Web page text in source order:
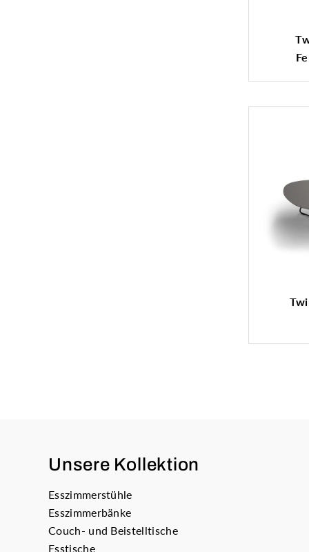
Unsere Kollektion
Esszimmerstühle
Esszimmerbänke
Couch- und Beistelltische
Esstische